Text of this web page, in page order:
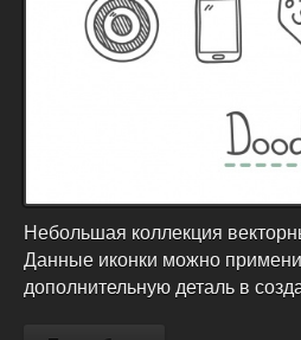
Небольшая коллекция
Данные иконки можно
дополнительную деталь в